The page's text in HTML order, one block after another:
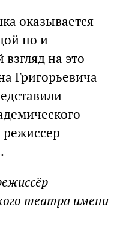
оказывается
но и
на это
Григорьевича
театра имени